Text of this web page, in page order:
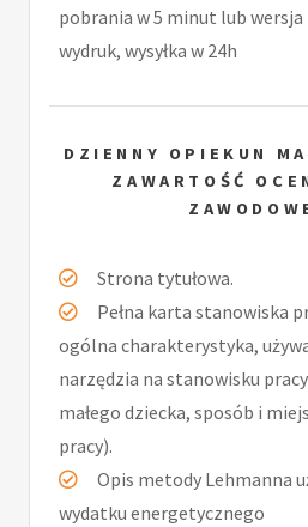
pobrania w 5 minut lub
wydruk, wysyłka w 24h
DZIENNY OPIEKUN
ZAWARTOŚĆ
Strona tytułowa.
Pełna karta stanowiska
ogólna charakterystyka,
narzędzia na stanowisku
małego dziecka, sposób i
pracy).
Opis metody Lehmanna
wydatku energetycznego